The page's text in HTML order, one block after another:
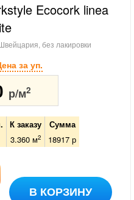
Ecocork linea
без лакировки
за уп.
р/м2
К заказу
Сумма
3.360 м2 18917 р
В КОРЗИНУ